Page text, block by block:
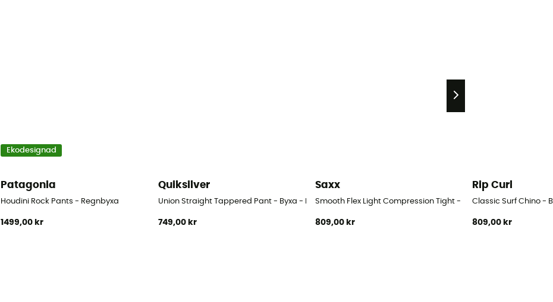
Ekodesignad
Patagonia
Houdini Rock Pants - Regnbyxa
1499,00 kr
Quiksilver
Union Straight Tappered Pant - Byxa - Herr
749,00 kr
Saxx
Smooth Flex Light Compression Tight - Löparbyxa - Herr
809,00 kr
Rip Curl
Classic Surf Chino -
809,00 kr